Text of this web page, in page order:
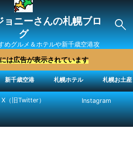
ョニーさんの札幌ブロ
グ
めグルメ＆ホテルや新千歳空港攻
″ジョニーさん“で検索
は広告が表示されています
新千歳空港 札幌ホテル 札幌お土産
X（旧Twitter） Instagram